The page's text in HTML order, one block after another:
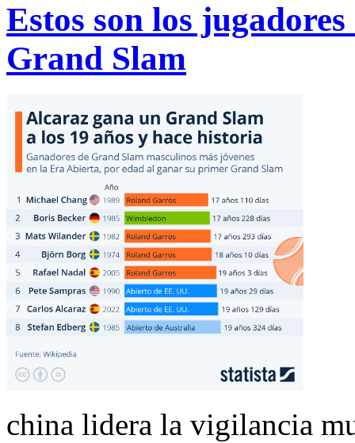
Estos son los
Grand Slam
china lidera la vigilancia